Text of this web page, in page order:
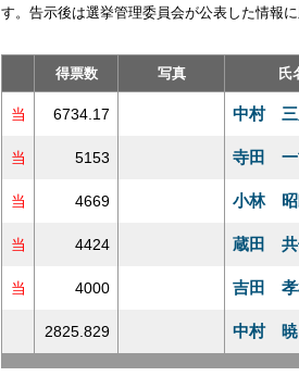
す。告示後は選挙管理委員会が公表した情報に
得票数
写真 氏
当 6734.17 中村 三
当 5153 寺田 一
当 4669 小林 昭
当 4424 蔵田 共
当 4000 吉田 孝
2825.829 中村 暁